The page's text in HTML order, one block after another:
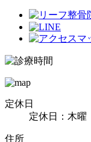
定休日
定休日：木曜
住所